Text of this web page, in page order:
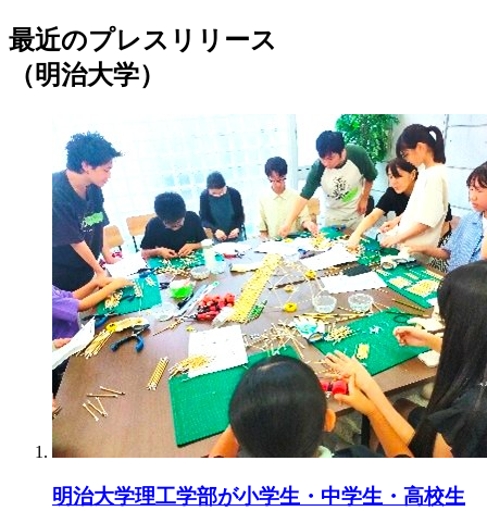
最近のプレスリリース
（明治大学）
明治大学理工学部が小学生・中学生・高校生